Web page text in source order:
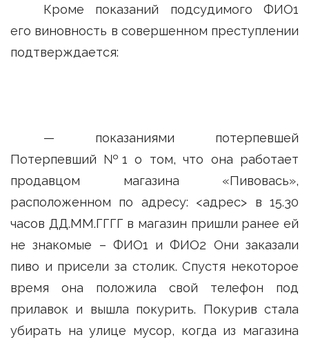
Кроме показаний подсудимого ФИО1
его виновность в совершенном преступлении
подтверждается:
— показаниями потерпевшей
Потерпевший №1 о том, что она работает
продавцом магазина «Пивовась»,
расположенном по адресу: <адрес> в 15.30
часов ДД.ММ.ГГГГ в магазин пришли ранее ей
не знакомые – ФИО1 и ФИО2 Они заказали
пиво и присели за столик. Спустя некоторое
время она положила свой телефон под
прилавок и вышла покурить. Покурив стала
убирать на улице мусор, когда из магазина